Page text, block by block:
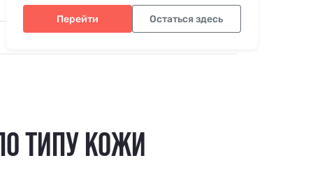
Перейти Остаться здесь
ТИПУ КОЖИ